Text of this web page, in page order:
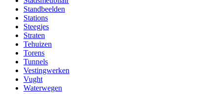
Standbeelden
Stations
Steegjes
Straten
Tehuizen
Torens
Tunnels
Vestingwerken
Vught
Waterwegen